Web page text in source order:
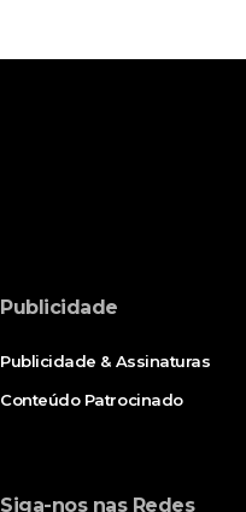
Publicidade
Publicidade & Assinaturas
Conteúdo Patrocinado
Siga-nos nas Redes